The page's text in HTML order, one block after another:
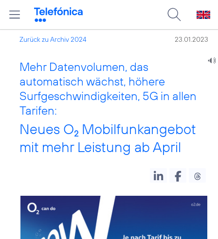
Zurück zu Archiv 2024 23.01.2023
Mehr Datenvolumen, das
automatisch wächst, höhere
Surfgeschwindigkeiten, 5G in allen
Tarifen:
Neues O2 Mobilfunkangebot
mit mehr Leistung ab April